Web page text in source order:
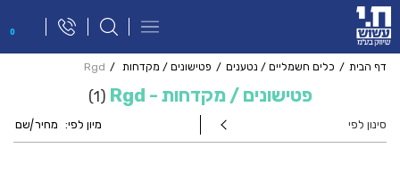
0
פתח
ניווט
דף הבית כלים חשמליים / נטענים פטישונים / מקדחות Rgd
פטישונים / מקדחות - Rgd 1
מיון לפי: מחיר|שם סינון לפי